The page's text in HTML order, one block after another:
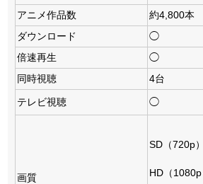
アニメ作品数
約4,800本
ダウンロード
◯
倍速再生
◯
同時視聴
4台
テレビ視聴 ◯
画質
SD（720p）
HD（1080p